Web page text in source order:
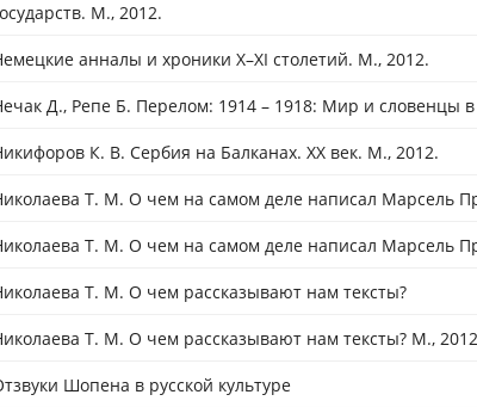
М., 2012.
анналы и хроники X–XI столетий. М., 2012.
Д., Репе Б. Перелом: 1914 – 1918: Мир и словенцы
К. В. Сербия на Балканах. ХХ век. М., 2012.
Т. М. О чем на самом деле написал Марсель
Т. М. О чем на самом деле написал Марсель
Т. М. О чем рассказывают нам тексты?
Т. М. О чем рассказывают нам тексты? М.,
Шопена в русской культуре